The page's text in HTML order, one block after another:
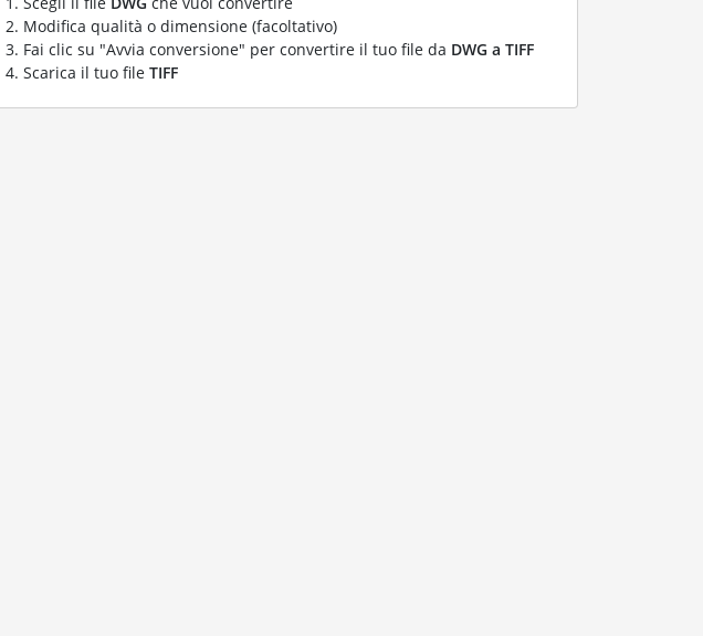
Modifica qualità o dimensione (facoltativo)
Fai clic su "Avvia conversione" per convertire il tuo file da DWG a TIFF
Scarica il tuo file TIFF